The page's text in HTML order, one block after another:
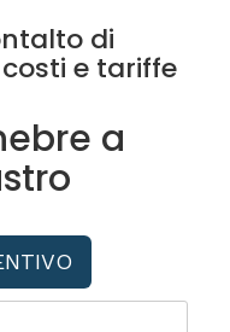
di
e tariffe
a